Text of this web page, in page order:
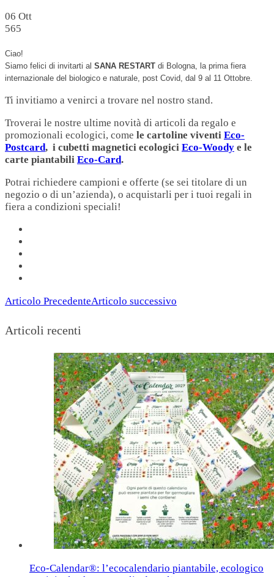
06 Ott
565
Ciao!
Siamo felici di invitarti al SANA RESTART di Bologna, la prima fiera
internazionale del biologico e naturale, post Covid, dal 9 al 11 Ottobre.
Ti invitiamo a venirci a trovare nel nostro stand.
Troverai le nostre ultime novità di articoli da regalo e
promozionali ecologici, come le cartoline viventi Eco-
Postcard, i cubetti magnetici ecologici Eco-Woody e le
carte piantabili Eco-Card.
Potrai richiedere campioni e offerte (se sei titolare di un
negozio o di un’azienda), o acquistarli per i tuoi regali in
fiera a condizioni speciali!
Articolo PrecedenteArticolo successivo
Articoli recenti
Eco-Calendar®: l’ecocalendario piantabile, ecologico